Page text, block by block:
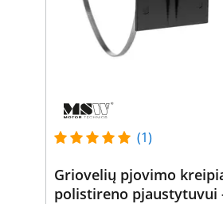
(1)
Griovelių pjovimo
polistireno pjaustytuvui